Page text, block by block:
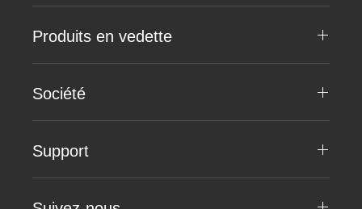
Produits en vedette
Société
Support